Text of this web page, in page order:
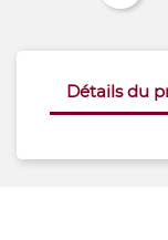
Détails du